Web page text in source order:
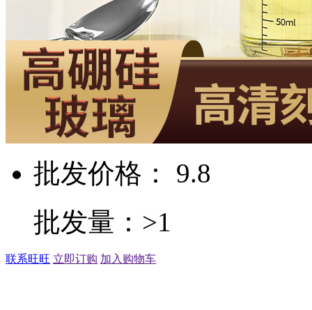
批发价格： 9.8
批发量：>1
联系旺旺 立即订购 加入购物车